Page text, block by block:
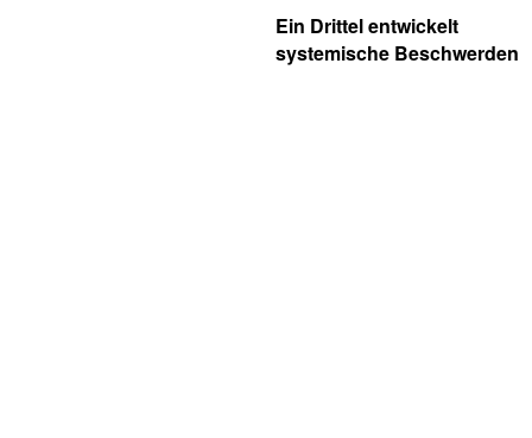
Ein Drittel entwickelt
systemische Beschwerden